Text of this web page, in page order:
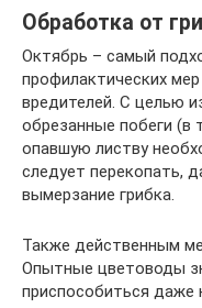
Обработка от
Октябрь – самый
профилактических
вредителей. С целью
обрезанные побеги (в
опавшую листву
следует перекопать,
вымерзание грибка.
Также действенным
Опытные цветоводы
приспособиться даже